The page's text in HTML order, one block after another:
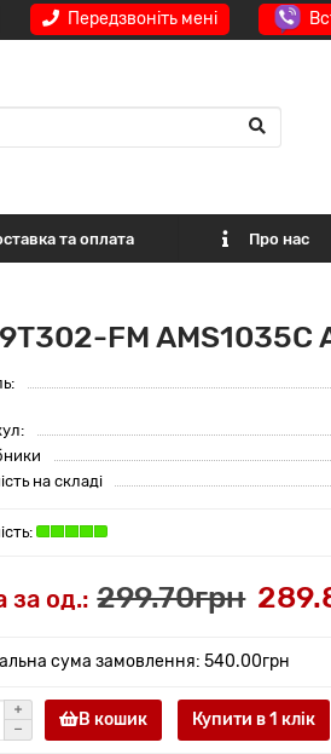
Передзвоніть мені
та оплата Про нас
FM AMS1035C
на складі
за од.: 299.70грн
сума замовлення: 540.00грн
В кошик Купити в 1 клiк